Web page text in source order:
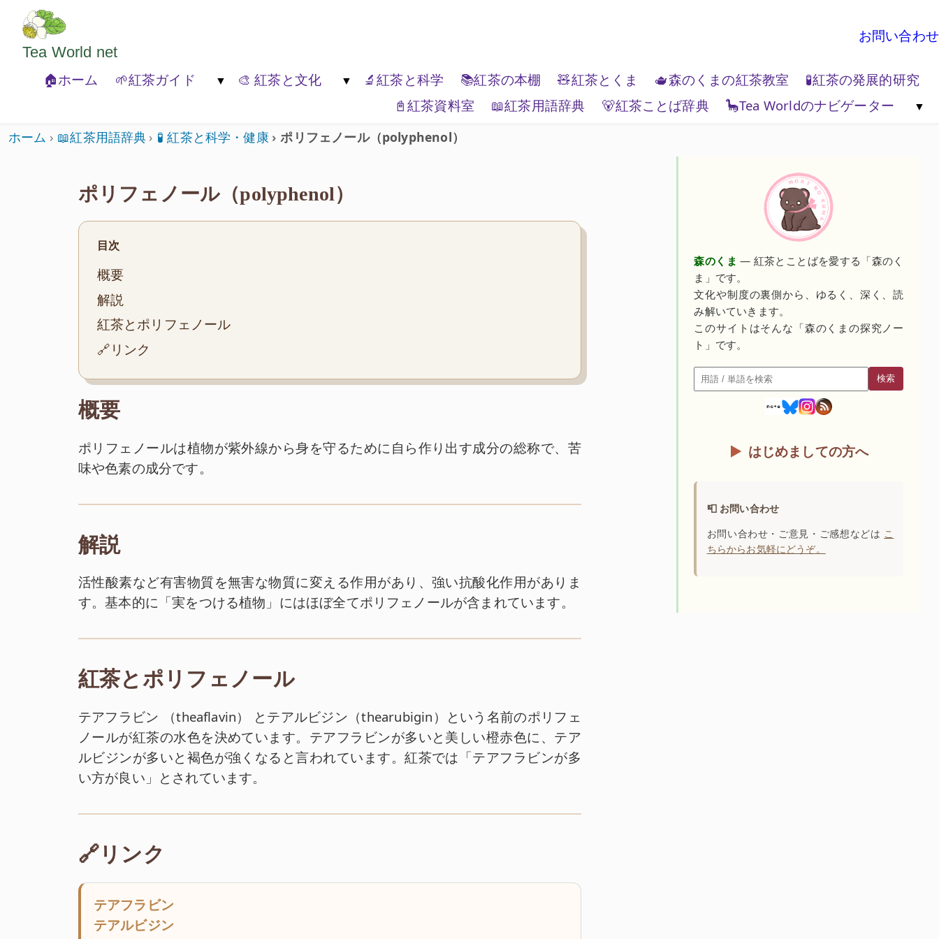
ようこそいらっしゃいました。どうぞごゆっくり楽しんでください。
Tea World net
お問い合わせ
🏠ホーム
🌱紅茶ガイド
🏔️エリアティー 📦ティーブランド
🎨 紅茶と文化
🎭紅茶と表現 🌏紅茶と世界 🗺️紅茶と地政学
🔬紅茶と科学 📚紅茶の本棚 🧸紅茶とくま 🫖森のくまの紅茶教室
🧪紅茶の発展的研究
📓紅茶資料室
📖紅茶用語辞典 🐻紅茶ことば辞典
🦕Tea Worldのナビゲーター
ホーム 📖紅茶用語辞典 🧪 紅茶と科学・健康 ポリフェノール（polyphenol）
ポリフェノール（polyphenol）
目次
概要
解説
紅茶とポリフェノール
🔗リンク
概要
ポリフェノールは植物が紫外線から身を守るために自ら作り出す成分の総称で、苦
味や色素の成分です。
解説
活性酸素など有害物質を無害な物質に変える作用があり、強い抗酸化作用がありま
す。基本的に「実をつける植物」にはほぼ全てポリフェノールが含まれています。
紅茶とポリフェノール
テアフラビン （theaflavin） と テアルビジン（thearubigin）という名前のポリフェ
ノールが紅茶の水色を決めています。テアフラビンが多いと美しい橙赤色に、テア
ルビジンが多いと褐色が強くなると言われています。紅茶では「テアフラビンが多
い方が良い」とされています。
🔗リンク
テアフラビン
テアルビジン
森のくま — 紅茶とことばを愛する「森のく
ま」です。
文化や制度の裏側から、ゆるく、深く、読
み解いていきます。
このサイトはそんな「森のくまの探究ノー
ト」です。
検索
検索
はじめましての方へ
📮 お問い合わせ
お問い合わせ・ご意見・ご感想などは こ
ちらからお気軽にどうぞ。